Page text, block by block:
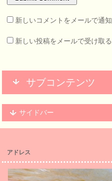
新しいコメントをメールで通知
新しい投稿をメールで受け取る
サブコンテンツ
サイドバー
アドレス